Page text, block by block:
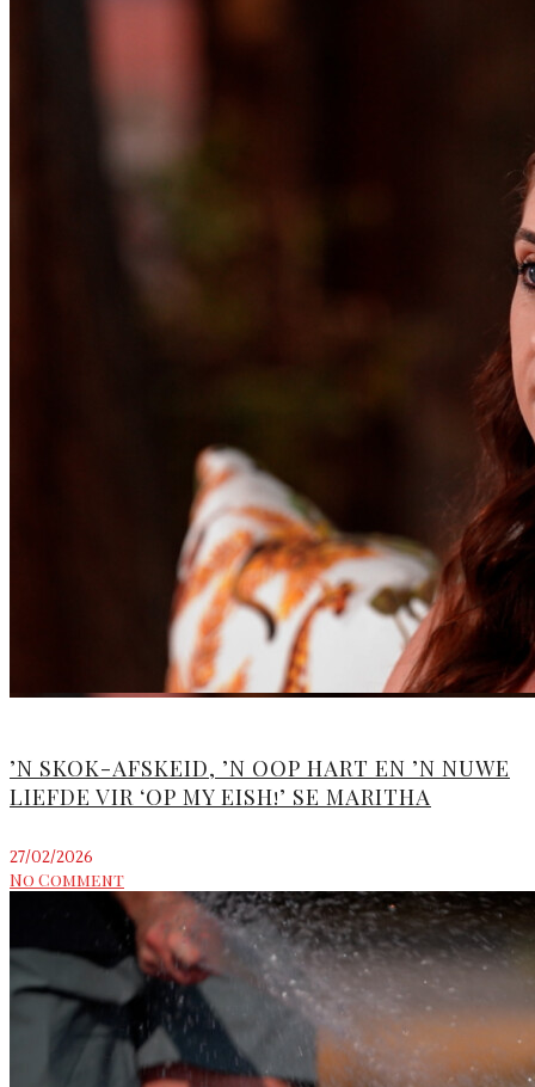
’N SKOK-AFSKEID, ’N OOP HART EN ’N NUWE
LIEFDE VIR ‘OP MY EISH!’ SE MARITHA
27/02/2026
No Comment